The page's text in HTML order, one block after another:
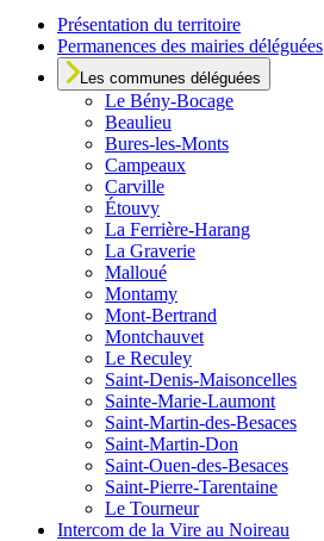
Présentation du territoire
Permanences des mairies déléguées
Les communes déléguées
Le Bény-Bocage
Beaulieu
Bures-les-Monts
Campeaux
Carville
Étouvy
La Ferrière-Harang
La Graverie
Malloué
Montamy
Mont-Bertrand
Montchauvet
Le Reculey
Saint-Denis-Maisoncelles
Sainte-Marie-Laumont
Saint-Martin-des-Besaces
Saint-Martin-Don
Saint-Ouen-des-Besaces
Saint-Pierre-Tarentaine
Le Tourneur
Intercom de la Vire au Noireau